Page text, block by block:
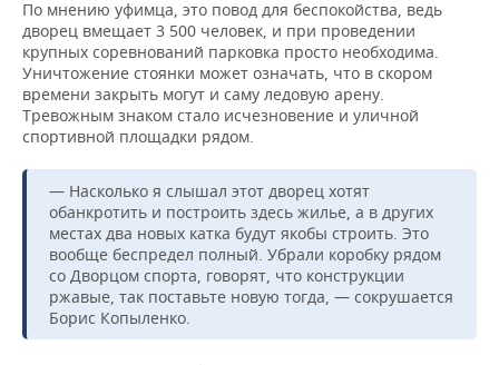
По мнению уфимца, это повод для беспокойства, ведь
дворец вмещает 3 500 человек, и при проведении
крупных соревнований парковка просто необходима.
Уничтожение стоянки может означать, что в скором
времени закрыть могут и саму ледовую арену.
Тревожным знаком стало исчезновение и уличной
спортивной площадки рядом.
— Насколько я слышал этот дворец хотят
обанкротить и построить здесь жилье, а в других
местах два новых катка будут якобы строить. Это
вообще беспредел полный. Убрали коробку рядом
со Дворцом спорта, говорят, что конструкции
ржавые, так поставьте новую тогда, — сокрушается
Борис Копыленко.